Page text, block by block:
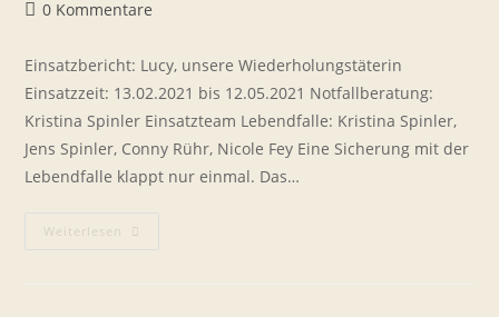
Beitrags-
0 Kommentare
Einsatzbericht: Lucy, unsere Wiederholungstäterin
Einsatzzeit: 13.02.2021 bis 12.05.2021 Notfallberatung:
Kristina Spinler Einsatzteam Lebendfalle: Kristina Spinler,
Jens Spinler, Conny Rühr, Nicole Fey Eine Sicherung mit der
Lebendfalle klappt nur einmal. Das…
Weiterlesen Lucy,